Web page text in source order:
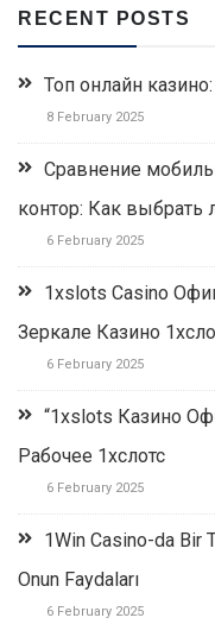
RECENT POSTS
Топ онлайн
8 February 2025
Сравнение
контор: Как выбрать
6 February 2025
1xslots Casino
Зеркале Казино
6 February 2025
“1xslots Казино
Рабочее 1хслотс
6 February 2025
1Win Casino-da Bir
Onun Faydaları
6 February 2025